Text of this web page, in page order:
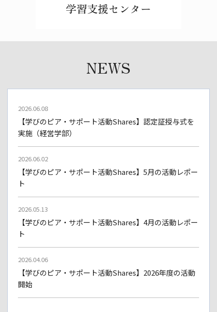
学習支援センター
NEWS
2026.06.08
【学びのピア・サポート活動Shares】認定証授与式を
実施（経営学部）
2026.06.02
【学びのピア・サポート活動Shares】5月の活動レポー
ト
2026.05.13
【学びのピア・サポート活動Shares】4月の活動レポー
ト
2026.04.06
【学びのピア・サポート活動Shares】2026年度の活動
開始